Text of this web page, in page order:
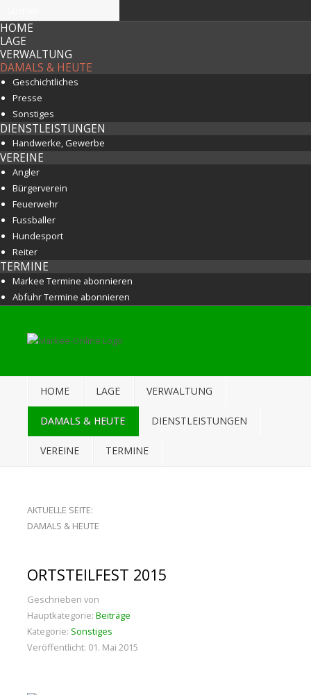
HOME
LAGE
VERWALTUNG
DAMALS & HEUTE
Geschichtliches
Presse
Sonstiges
DIENSTLEISTUNGEN
Handwerke, Gewerbe
VEREINE
Angler
Bürgerverein
Feuerwehr
Fussballer
Hundesport
Reiter
TERMINE
Markee Termine abonnieren
Abfuhr Termine abonnieren
HOME LAGE VERWALTUNG
DAMALS & HEUTE DIENSTLEISTUNGEN
VEREINE TERMINE
AKTUELLE SEITE:
DAMALS & HEUTE
ORTSTEILFEST 2015
Geschrieben von
Hauptkategorie: Beiträge
Kategorie: Sonstiges
Veröffentlicht: 01. Mai 2015